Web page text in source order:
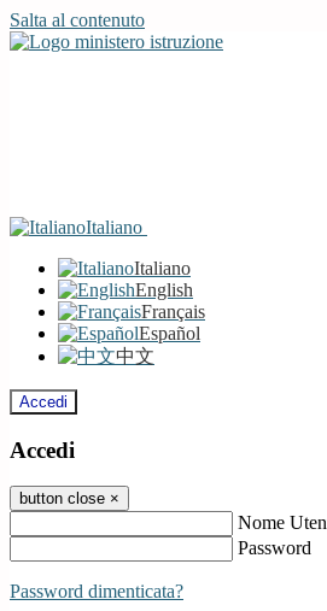
Salta al contenuto
Italiano
Italiano
English
Français
Español
中文
Accedi
Accedi
button close ×
Nome
Password
Password dimenticata?